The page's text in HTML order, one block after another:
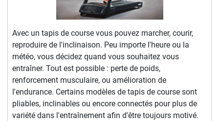
Avec un tapis de course vous pouvez marcher, courir,
reproduire de l'inclinaison. Peu importe l'heure ou la
météo, vous décidez quand vous souhaitez vous
entraîner. Tout est possible : perte de poids,
renforcement musculaire, ou amélioration de
l'endurance. Certains modèles de tapis de course sont
pliables, inclinables ou encore connectés pour plus de
variété dans l'entraînement afin d'être toujours motivé.